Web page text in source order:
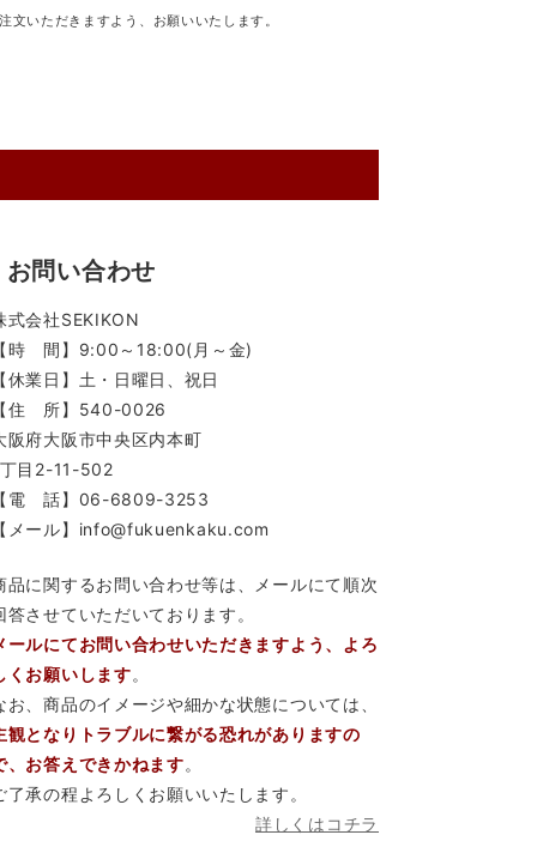
いただきますよう、お願いいたします。
お問い合わせ
式会社SEKIKON
【時 間】9:00～18:00(月～金)
【休業日】土・日曜日、祝日
【住 所】540-0026
阪府大阪市中央区内本町
目2-11-502
【電 話】06-6809-3253
【メール】info@fukuenkaku.com
品に関するお問い合わせ等は、メールにて順次
答させていただいております。
ールにてお問い合わせいただきますよう、よろ
くお願いします。
お、商品のイメージや細かな状態については、
観となりトラブルに繋がる恐れがありますの
、お答えできかねます。
了承の程よろしくお願いいたします。
詳しくはコチラ